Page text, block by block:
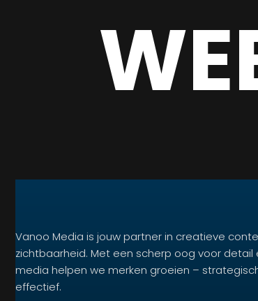
Vanoo Media is jouw partner in creatieve
zichtbaarheid. Met een scherp oog voor detail
media helpen we merken groeien –
effectief.